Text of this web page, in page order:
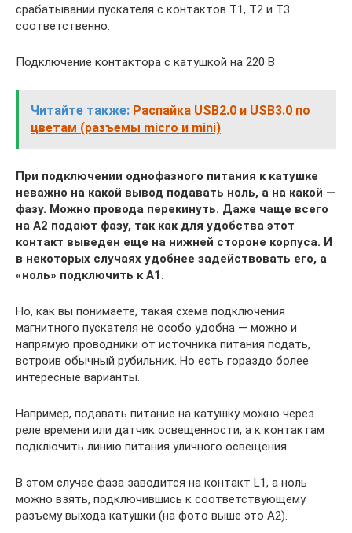
срабатывании пускателя с контактов T1, T2 и T3
соответственно.
Подключение контактора с катушкой на 220 В
Читайте также: Распайка USB2.0 и USB3.0 по
цветам (разъемы micro и mini)
При подключении однофазного питания к катушке
неважно на какой вывод подавать ноль, а на какой —
фазу. Можно провода перекинуть. Даже чаще всего
на А2 подают фазу, так как для удобства этот
контакт выведен еще на нижней стороне корпуса. И
в некоторых случаях удобнее задействовать его, а
«ноль» подключить к А1.
Но, как вы понимаете, такая схема подключения
магнитного пускателя не особо удобна — можно и
напрямую проводники от источника питания подать,
встроив обычный рубильник. Но есть гораздо более
интересные варианты.
Например, подавать питание на катушку можно через
реле времени или датчик освещенности, а к контактам
подключить линию питания уличного освещения.
В этом случае фаза заводится на контакт L1, а ноль
можно взять, подключившись к соответствующему
разъему выхода катушки (на фото выше это A2).